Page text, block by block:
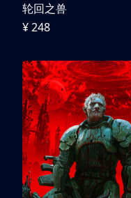
轮回之兽
¥ 248